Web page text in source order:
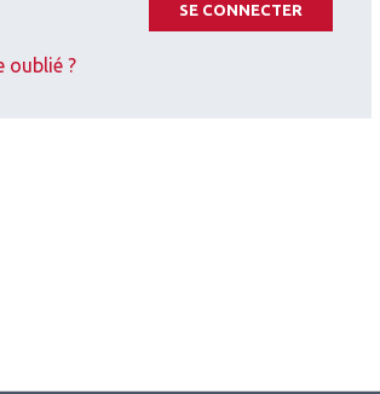
SE CONNECTER
oublié ?